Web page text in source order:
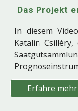
Das Projekt
In diesem
Katalin
Erfahre